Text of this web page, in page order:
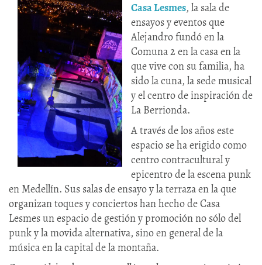
Casa Lesmes, la sala de
ensayos y eventos que
Alejandro fundó en la
Comuna 2 en la casa en la
que vive con su familia, ha
sido la cuna, la sede musical
y el centro de inspiración de
La Berrionda.
A través de los años este
espacio se ha erigido como
centro contracultural y
epicentro de la escena punk
en Medellín. Sus salas de ensayo y la terraza en la que
organizan toques y conciertos han hecho de Casa
Lesmes un espacio de gestión y promoción no sólo del
punk y la movida alternativa, sino en general de la
música en la capital de la montaña.